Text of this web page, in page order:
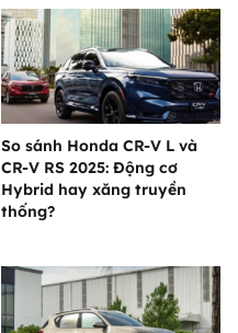
So sánh Honda CR-V L và
CR-V RS 2025: Động cơ
Hybrid hay xăng truyền
thống?